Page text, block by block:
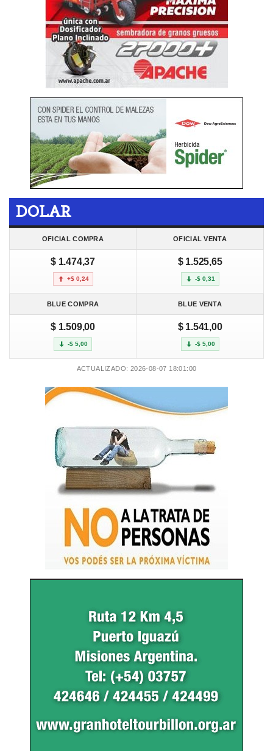
DOLAR
OFICIAL COMPRA OFICIAL VENTA
$ 1.474,37
+$ 0,24
$ 1.525,65
-$ 0,31
BLUE COMPRA BLUE VENTA
$ 1.509,00
-$ 5,00
$ 1.541,00
-$ 5,00
ACTUALIZADO: 2026-08-07 18:01:00